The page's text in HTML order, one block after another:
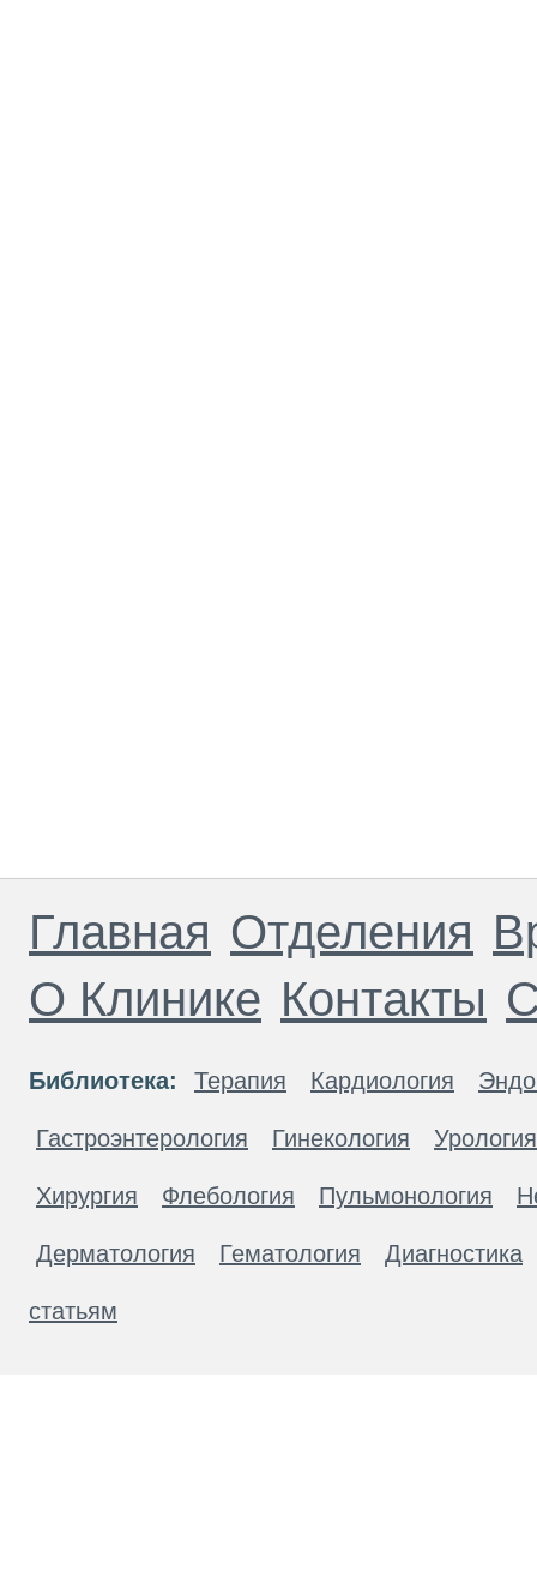
Главная Отделения
О Клинике Контакты
Библиотека: Терапия Кардиология
Гастроэнтерология Гинекология Урология
Хирургия Флебология Пульмонология
Дерматология Гематология Диагностика
статьям